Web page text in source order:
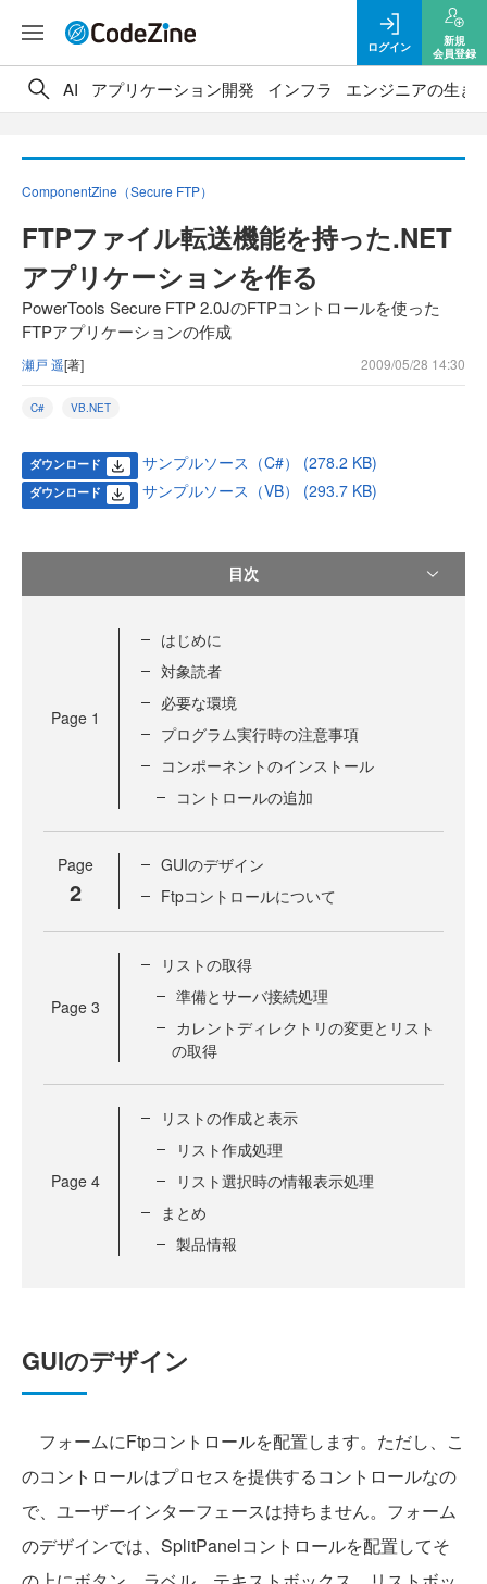
ログイン
新規
会員登録
AI アプリケーション開発 インフラ エンジニアの生き
ComponentZine（Secure FTP）
FTPファイル転送機能を持った.NET
アプリケーションを作る
PowerTools Secure FTP 2.0JのFTPコントロールを使った
FTPアプリケーションの作成
瀬戸 遥[著] 2009/05/28 14:30
C# VB.NET
ダウンロード サンプルソース（C#） (278.2 KB)
ダウンロード サンプルソース（VB） (293.7 KB)
目次
Page 1
はじめに
対象読者
必要な環境
プログラム実行時の注意事項
コンポーネントのインストール
コントロールの追加
Page
2
GUIのデザイン
Ftpコントロールについて
Page 3
リストの取得
準備とサーバ接続処理
カレントディレクトリの変更とリスト
の取得
Page 4
リストの作成と表示
リスト作成処理
リスト選択時の情報表示処理
まとめ
製品情報
GUIのデザイン
フォームにFtpコントロールを配置します。ただし、こ
のコントロールはプロセスを提供するコントロールなの
で、ユーザーインターフェースは持ちません。フォーム
のデザインでは、SplitPanelコントロールを配置してそ